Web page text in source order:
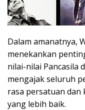
Dalam amanatnya,
menekankan
nilai-nilai Pancasila
mengajak seluruh
rasa persatuan dan
yang lebih baik.